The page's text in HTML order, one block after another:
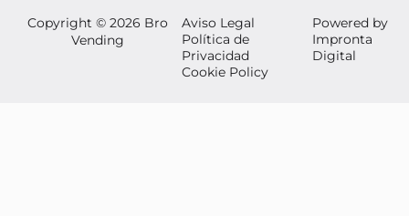
Copyright © 2026 Bro
Vending
Aviso Legal
Política de
Privacidad
Cookie Policy
Powered by
Impronta
Digital